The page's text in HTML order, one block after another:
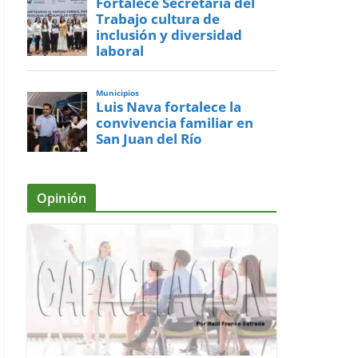
Trabajo cultura de
inclusión y diversidad
laboral
Municipios
Luis Nava fortalece la
convivencia familiar en
San Juan del Río
Opinión